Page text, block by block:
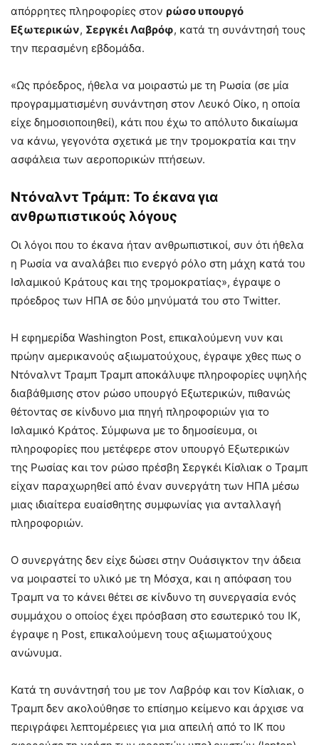
απόρρητες πληροφορίες στον ρώσο υπουργό
Εξωτερικών, Σεργκέι Λαβρόφ, κατά τη συνάντησή τους
την περασμένη εβδομάδα.
«Ως πρόεδρος, ήθελα να μοιραστώ με τη Ρωσία (σε μία
προγραμματισμένη συνάντηση στον Λευκό Οίκο, η οποία
είχε δημοσιοποιηθεί), κάτι που έχω το απόλυτο δικαίωμα
να κάνω, γεγονότα σχετικά με την τρομοκρατία και την
ασφάλεια των αεροπορικών πτήσεων.
Ντόναλντ Τράμπ: Το έκανα για
ανθρωπιστικούς λόγους
Οι λόγοι που το έκανα ήταν ανθρωπιστικοί, συν ότι ήθελα
η Ρωσία να αναλάβει πιο ενεργό ρόλο στη μάχη κατά του
Ισλαμικού Κράτους και της τρομοκρατίας», έγραψε ο
πρόεδρος των ΗΠΑ σε δύο μηνύματά του στο Twitter.
H εφημερίδα Washington Post, επικαλούμενη νυν και
πρώην αμερικανούς αξιωματούχους, έγραψε χθες πως ο
Ντόναλντ Τραμπ Τραμπ αποκάλυψε πληροφορίες υψηλής
διαβάθμισης στον ρώσο υπουργό Εξωτερικών, πιθανώς
θέτοντας σε κίνδυνο μια πηγή πληροφοριών για το
Ισλαμικό Κράτος. Σύμφωνα με το δημοσίευμα, οι
πληροφορίες που μετέφερε στον υπουργό Εξωτερικών
της Ρωσίας και τον ρώσο πρέσβη Σεργκέι Κίσλιακ ο Τραμπ
είχαν παραχωρηθεί από έναν συνεργάτη των ΗΠΑ μέσω
μιας ιδιαίτερα ευαίσθητης συμφωνίας για ανταλλαγή
πληροφοριών.
Ο συνεργάτης δεν είχε δώσει στην Ουάσιγκτον την άδεια
να μοιραστεί το υλικό με τη Μόσχα, και η απόφαση του
Τραμπ να το κάνει θέτει σε κίνδυνο τη συνεργασία ενός
συμμάχου ο οποίος έχει πρόσβαση στο εσωτερικό του ΙΚ,
έγραψε η Post, επικαλούμενη τους αξιωματούχους
ανώνυμα.
Κατά τη συνάντησή του με τον Λαβρόφ και τον Κίσλιακ, ο
Τραμπ δεν ακολούθησε το επίσημο κείμενο και άρχισε να
περιγράφει λεπτομέρειες για μια απειλή από το ΙΚ που